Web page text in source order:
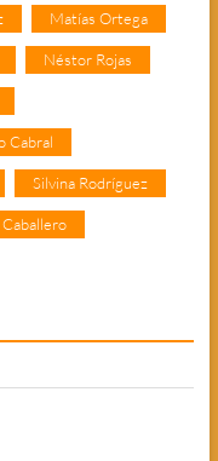
Matías Ortega
Néstor Rojas
Cabral
Silvina Rodríguez